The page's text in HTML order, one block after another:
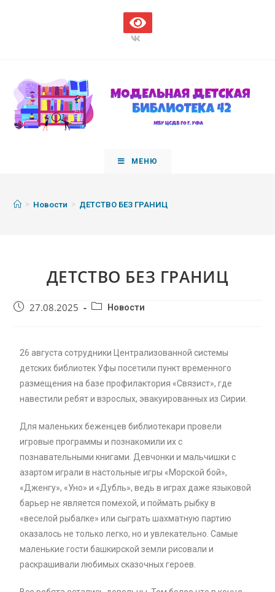
МЕНЮ
> Новости > ДЕТСТВО БЕЗ ГРАНИЦ
ДЕТСТВО БЕЗ ГРАНИЦ
27.08.2025 Новости
26 августа сотрудники Централизованной системы
детских библиотек Уфы посетили пункт временного
размещения на базе профилактория «Связист», где
навестили ребят и взрослых, эвакуированных из Сирии.
Для маленьких беженцев библиотекари провели
игровые программы и познакомили их с
познавательными книгами. Девчонки и мальчишки с
азартом играли в настольные игры «Морской бой»,
«Дженгу», «Уно» и «Дубль», ведь в играх даже языковой
барьер не является помехой, и поймать рыбку в
«веселой рыбалке» или сыграть шахматную партию
оказалось не только легко, но и увлекательно. Самые
маленькие гости башкирской земли рисовали и
раскрашивали любимых сказочных героев.